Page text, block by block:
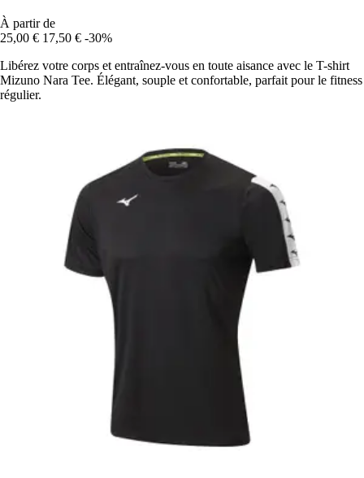
À partir de
25,00 € 17,50 € -30%
Libérez votre corps et entraînez-vous en toute aisance avec le T-shirt
Mizuno Nara Tee. Élégant, souple et confortable, parfait pour le fitness
régulier.